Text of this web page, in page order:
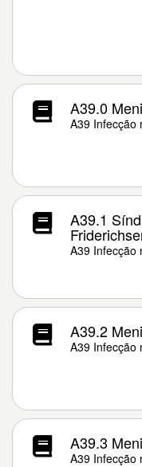
A39.0
A39 Infecção
A39.1
A39 Infecção
A39.2
A39 Infecção
A39.3
A39 Infecção